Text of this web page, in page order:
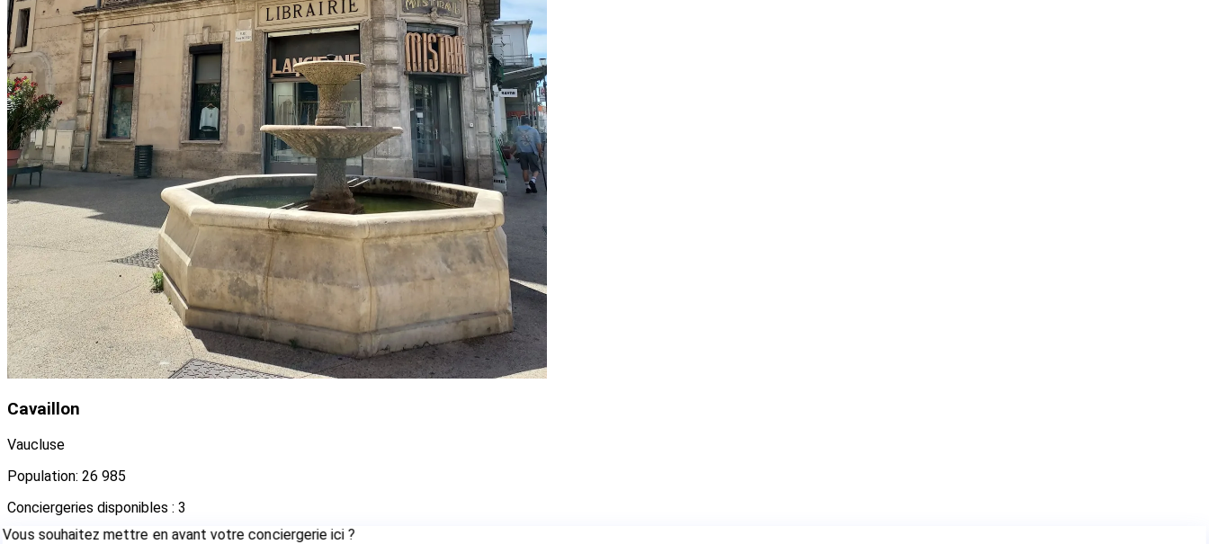
Cavaillon
Vaucluse
Population: 26 985
Conciergeries disponibles : 3
Vous souhaitez mettre en avant votre conciergerie ici ?